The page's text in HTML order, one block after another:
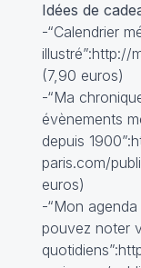
Idées de
-“Calendrier
illustré”:http://
(7,90 euros)
-“Ma
évènements
depuis
paris.com/
euros)
-“Mon
pouvez noter